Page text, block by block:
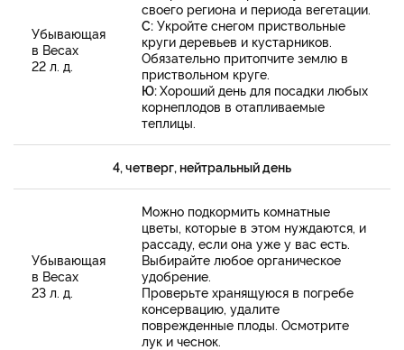
Убывающая
в Весах
22 л. д.
своего региона и периода вегетации.
С: Укройте снегом приствольные
круги деревьев и кустарников.
Обязательно притопчите землю в
приствольном круге.
Ю:Хороший день для посадки любых
корнеплодов в отапливаемые
теплицы.
4, четверг, нейтральный день
Убывающая
в Весах
23 л. д.
Можно подкормить комнатные
цветы, которые в этом нуждаются, и
рассаду, если она уже у вас есть.
Выбирайте любое органическое
удобрение.
Проверьте хранящуюся в погребе
консервацию, удалите
поврежденные плоды. Осмотрите
лук и чеснок.